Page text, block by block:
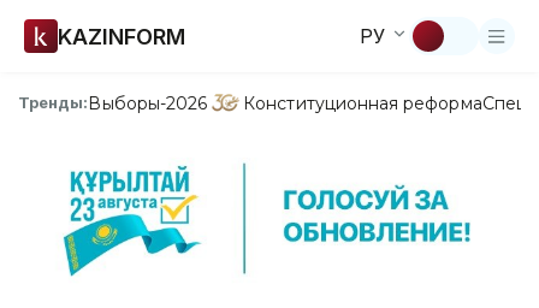
KAZINFORM РУ
Тренды:Выборы-2026 Конституционная реформа